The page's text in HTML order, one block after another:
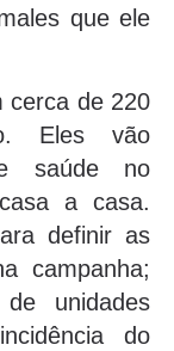
que ele
cerca de 220
Eles vão
saúde no
a casa.
definir as
campanha;
unidades
do